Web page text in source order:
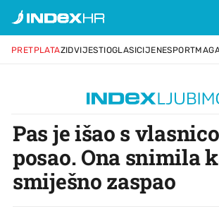
PRETPLATAZIDVIJESTIOGLASICIJENESPORT
Pas je išao s
posao. Ona snimila
smiješno zaspao